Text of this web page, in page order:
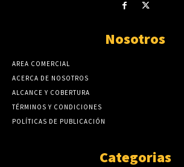
Nosotros
AREA COMERCIAL
ACERCA DE NOSOTROS
ALCANCE Y COBERTURA
TÉRMINOS Y CONDICIONES
POLÍTICAS DE PUBLICACIÓN
Categorias